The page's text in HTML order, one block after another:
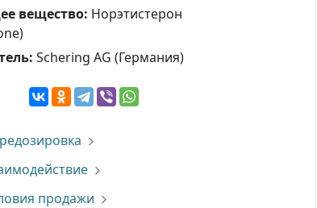
вещество: Норэтистерон
Schering AG (Германия)
продажи